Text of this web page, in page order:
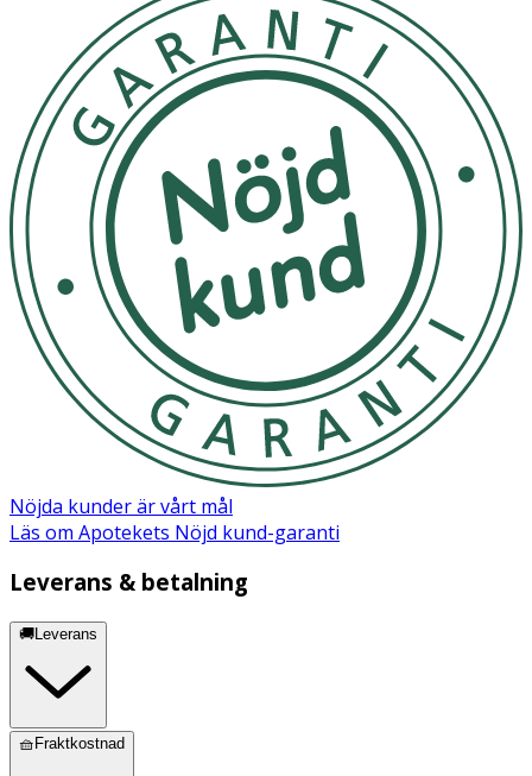
Nöjda kunder är vårt mål
Läs om Apotekets Nöjd kund-garanti
Leverans & betalning
🚚Leverans
🧺Fraktkostnad